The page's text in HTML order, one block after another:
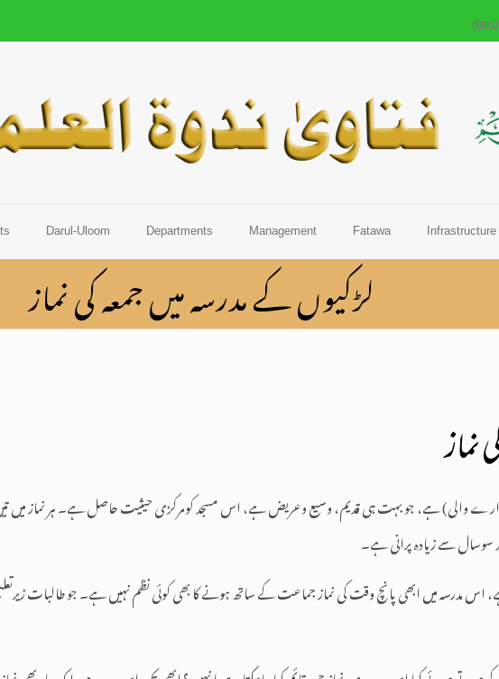
Infrastructure
Fatawa
Management
Departments
Darul-Uloom
لڑکیوں کے مدرسہ میں جمعہ کی نماز
نماز
والی) ہے، جو بہت ہی قدیم، وسیع وعریض ہے، اس مسجد کومرکزی حیثیت حاصل ہے۔ ہر نماز میں
سوسال سے زیادہ پرانی ہے۔
مدرسہ میں ابھی پانچ وقت کی نماز جماعت کے ساتھ ہونے کا بھی کوئی نظم نہیں ہے۔ جو طالبات